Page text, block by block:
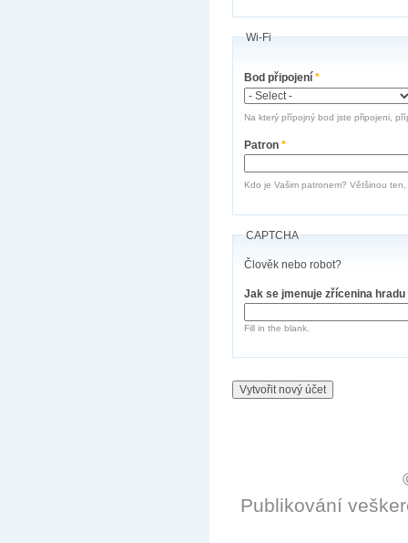
Wi-Fi
Bod připojení*
Na který přípojný bod jste připojeni,
Patron*
Kdo je Vašim patronem? Většinou
CAPTCHA
Člověk nebo robot?
Jak se jmenuje zřícenina
Fill in the blank.
Publikování